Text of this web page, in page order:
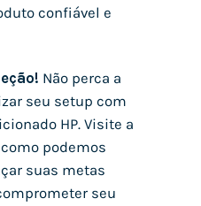
confiável e
Não perca a
seu setup com
HP. Visite a
podemos
suas metas
seu